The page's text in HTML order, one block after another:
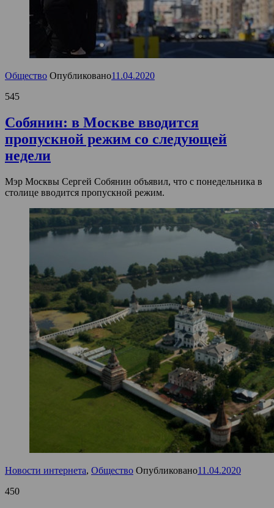
Общество Опубликовано11.04.2020
545
Собянин: в Москве вводится
пропускной режим со следующей
недели
Мэр Москвы Сергей Собянин объявил, что с понедельника в
столице вводится пропускной режим.
Новости интернета, Общество Опубликовано11.04.2020
450